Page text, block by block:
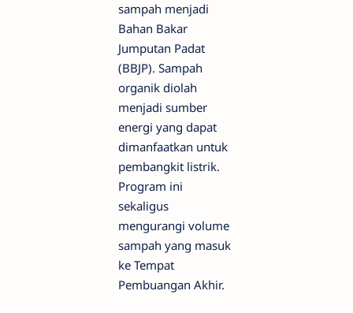
sampah menjadi
Bahan Bakar
Jumputan Padat
(BBJP). Sampah
organik diolah
menjadi sumber
energi yang dapat
dimanfaatkan untuk
pembangkit listrik.
Program ini
sekaligus
mengurangi volume
sampah yang masuk
ke Tempat
Pembuangan Akhir.